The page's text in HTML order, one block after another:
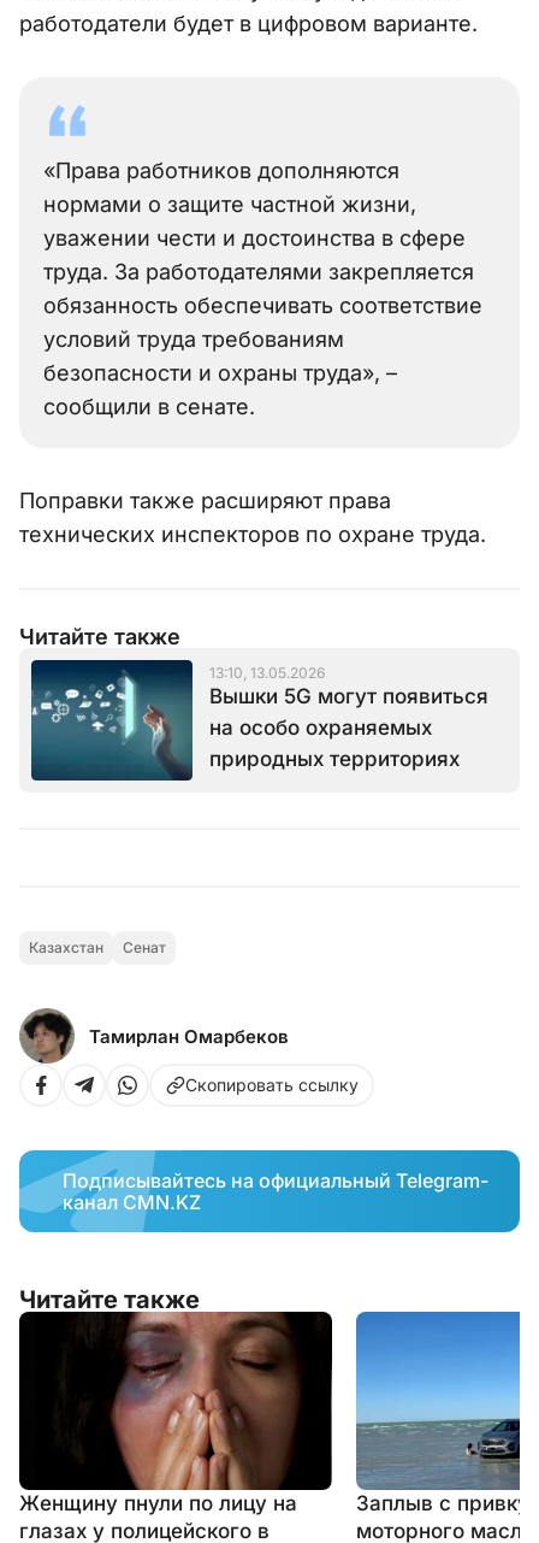
работодатели будет в цифровом варианте.
«Права работников дополняются
нормами о защите частной жизни,
уважении чести и достоинства в сфере
труда. За работодателями закрепляется
обязанность обеспечивать соответствие
условий труда требованиям
безопасности и охраны труда», –
сообщили в сенате.
Поправки также расширяют права
технических инспекторов по охране труда.
Читайте также
13:10, 13.05.2026
Вышки 5G могут появиться
на особо охраняемых
природных территориях
Казахстан Сенат
Тамирлан Омарбеков
Скопировать ссылку
Подписывайтесь на официальный Telegram-
канал CMN.KZ
Читайте также
Женщину пнули по лицу на
глазах у полицейского в
Заплыв с
моторного